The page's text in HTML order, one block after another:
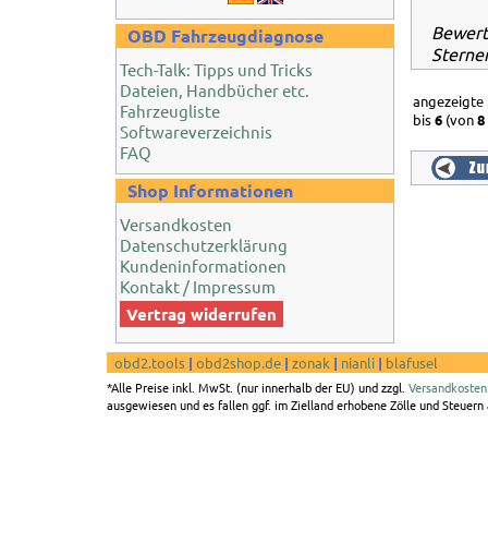
OBD Fahrzeugdiagnose
Tech-Talk: Tipps und Tricks
Dateien, Handbücher etc.
Fahrzeugliste
Softwareverzeichnis
FAQ
Shop Informationen
Versandkosten
Datenschutzerklärung
Kundeninformationen
Kontakt / Impressum
Vertrag widerrufen
angezeigte
bis6 (von8
obd2.tools | obd2shop.de | zonak | nianli | blafusel
*Alle Preise inkl. MwSt. (nur innerhalb der EU) und zzgl. Versandkosten
ausgewiesen und es fallen ggf. im Zielland erhobene Zölle und